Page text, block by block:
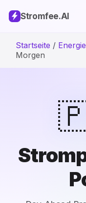
Stromfee.AI
Startseite / Energie
Morgen